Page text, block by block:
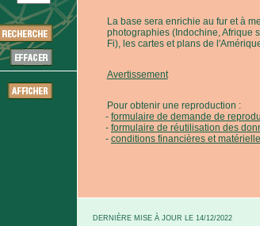
La base sera enrichie au fur et à
photographies (Indochine, Afrique
Fi), les cartes et plans de
Avertissement
Pour obtenir une reproduction :
formulaire de demande de
formulaire de réutilisation des
conditions financières et
DERNIÈRE MISE À JOUR LE 14/12/2022